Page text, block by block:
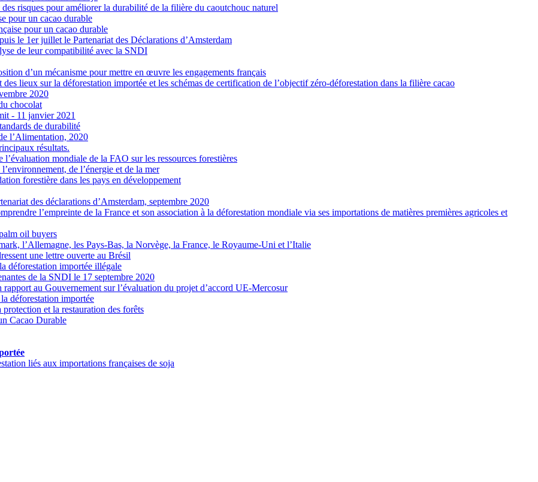
risques pour améliorer la durabilité de la filière du caoutchouc naturel
pour un cacao durable
pour un cacao durable
le 1er juillet le Partenariat des Déclarations d’Amsterdam
de leur compatibilité avec la SNDI
d’un mécanisme pour mettre en œuvre les engagements français
lieux sur la déforestation importée et les schémas de certification de l’objectif zéro-déforestation dans la filière cacao
2020
chocolat
- 11 janvier 2021
de durabilité
l’Alimentation, 2020
résultats.
mondiale de la FAO sur les ressources forestières
de l’énergie et de la mer
forestière dans les pays en développement
des déclarations d’Amsterdam, septembre 2020
l’empreinte de la France et son association à la déforestation mondiale via ses importations de matières premières agricoles et
oil buyers
l’Allemagne, les Pays-Bas, la Norvège, la France, le Royaume-Uni et l’Italie
une lettre ouverte au Brésil
déforestation importée illégale
de la SNDI le 17 septembre 2020
au Gouvernement sur l’évaluation du projet d’accord UE-Mercosur
déforestation importée
et la restauration des forêts
Cacao Durable
liés aux importations françaises de soja